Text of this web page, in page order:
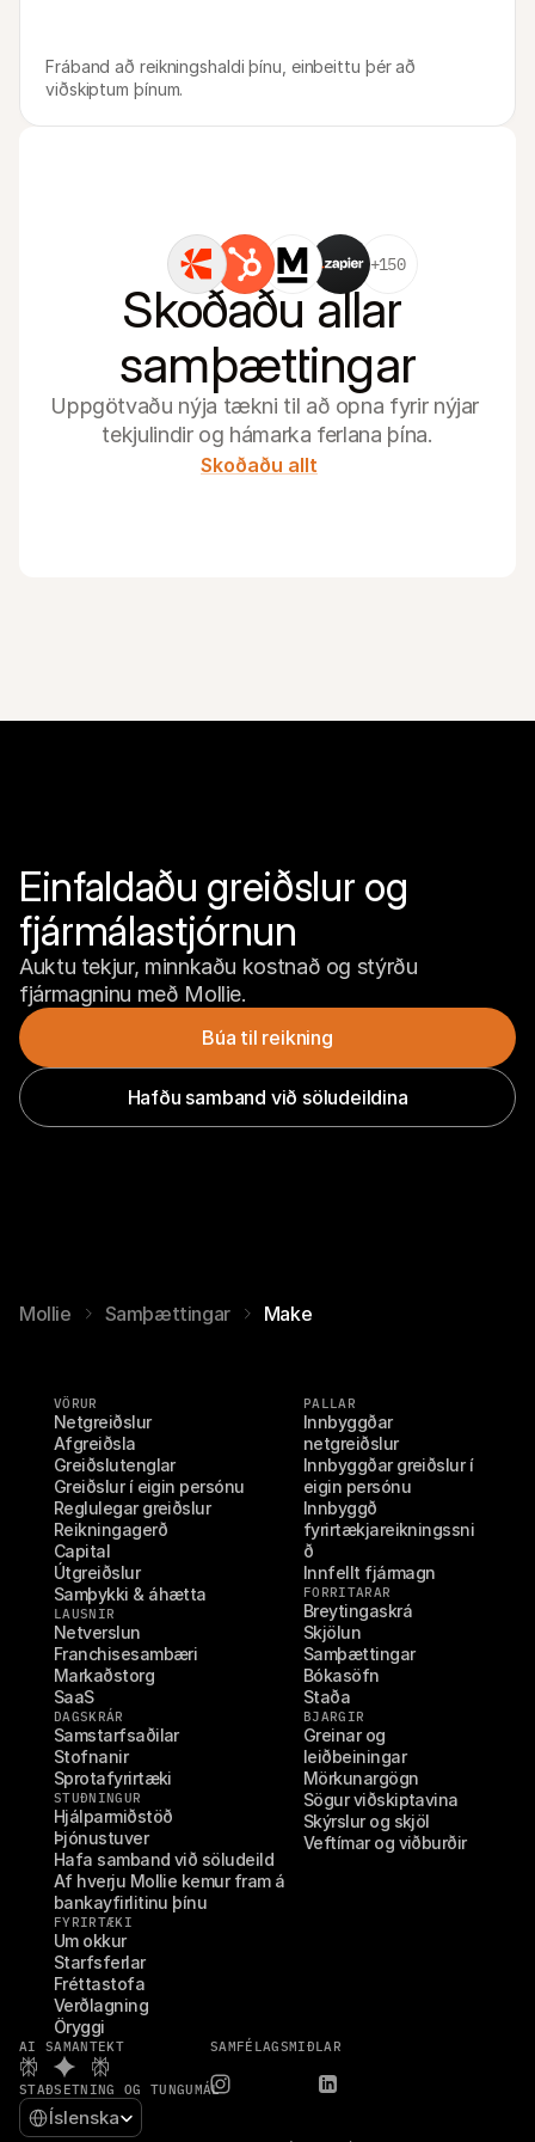
Fráband að reikningshaldi þínu, einbeittu þér að
viðskiptum þínum.
+150
Skoðaðu allar
samþættingar
Uppgötvaðu nýja tækni til að opna fyrir nýjar
tekjulindir og hámarka ferlana þína.
Skoðaðu allt
Einfaldaðu greiðslur og
fjármálastjórnun
Auktu tekjur, minnkaðu kostnað og stýrðu
fjármagninu með Mollie.
Búa til reikning
Hafðu samband við söludeildina
Mollie Samþættingar Make
VÖRUR
Netgreiðslur
Afgreiðsla
Greiðslutenglar
Greiðslur í eigin persónu
Reglulegar greiðslur
Reikningagerð
Capital
Útgreiðslur
Samþykki & áhætta
LAUSNIR
Netverslun
Franchisesambæri
Markaðstorg
SaaS
DAGSKRÁR
Samstarfsaðilar
Stofnanir
Sprotafyrirtæki
STUÐNINGUR
Hjálparmiðstöð
Þjónustuver
Hafa samband við söludeild
Af hverju Mollie kemur fram á
bankayfirlitinu þínu
FYRIRTÆKI
Um okkur
Starfsferlar
Fréttastofa
Verðlagning
Öryggi
PALLAR
Innbyggðar
netgreiðslur
Innbyggðar greiðslur í
eigin persónu
Innbyggð
fyrirtækjareikningssni
ð
Innfellt fjármagn
FORRITARAR
Breytingaskrá
Skjölun
Samþættingar
Bókasöfn
Staða
BJARGIR
Greinar og
leiðbeiningar
Mörkunargögn
Sögur viðskiptavina
Skýrslur og skjöl
Veftímar og viðburðir
AI SAMANTEKT SAMFÉLAGSMIÐLAR
STAÐSETNING OG TUNGUMÁL
Select Language
Íslenska